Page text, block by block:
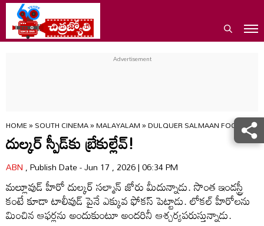
HOME»SOUTH CINEMA»MALAYALAM»DULQUER SALMAAN FOCUSES
దుల్కర్ స్పీడ్‌కు బ్రేకుల్లేవ్!
ABN, Publish Date - Jun 17 , 2026 | 06:34 PM
మల్లూవుడ్ హీరో దుల్కర్‌ సల్మాన్‌ జోరు మీదున్నాడు. సొంత ఇండస్ట్రీ
కంటే కూడా టాలీవుడ్ పైనే ఎక్కువ ఫోకస్‌ పెట్టాడు. లోకల్ హీరోలను
మించిన ఆఫర్లను అందుకుంటూ అందరినీ ఆశ్చర్యపరుస్తున్నాడు.